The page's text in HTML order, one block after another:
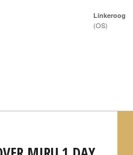
Linkeroog
(OS)